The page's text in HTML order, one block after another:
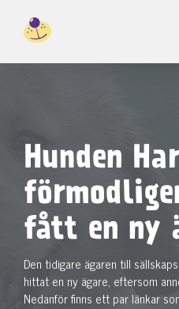
Hunden
fått en ny
Den tidigare ägaren till
hittat en ny ägare, eftersom
Nedanför finns ett par länkar